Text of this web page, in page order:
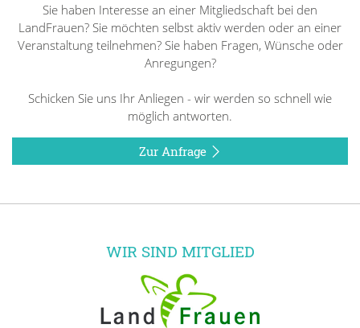
Sie haben Interesse an einer Mitgliedschaft bei den
LandFrauen? Sie möchten selbst aktiv werden oder an einer
Veranstaltung teilnehmen? Sie haben Fragen, Wünsche oder
Anregungen?
Schicken Sie uns Ihr Anliegen - wir werden so schnell wie
möglich antworten.
Zur Anfrage
WIR SIND MITGLIED